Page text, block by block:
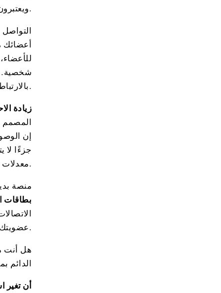
ويعتبرون الاستوديو الخاص بك منزلهم للياقة البدنية.
شخصية.
بالارتباط بأنشطة الاستوديو ومجتمعه.
زيادة
إن
جزءًا لا
معدلات.
منصة
بطاقات
عضويتك، مما يوفر رؤى قيمة لتحسين برنامجك.
هل أنت
الدائم